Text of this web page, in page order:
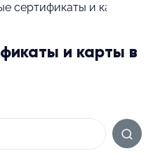
сертификаты и карты
и карты в